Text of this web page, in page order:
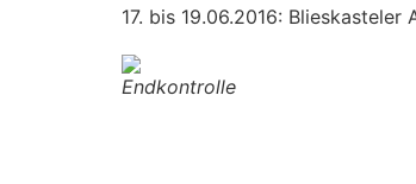
17. bis 19.06.2016: Blieskasteler
Endkontrolle